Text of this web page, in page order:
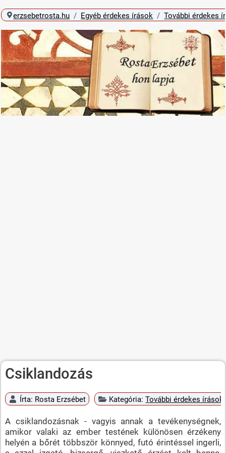
erzsebetrosta.hu Egyéb érdekes írások További érdekes
Csiklandozás
Írta: Rosta Erzsébet Kategória:További érdekes írások
A csiklandozásnak - vagyis annak a tevékenységnek,
amikor valaki az ember testének különösen érzékeny
helyén a bőrét többször könnyed, futó érintéssel ingerli,